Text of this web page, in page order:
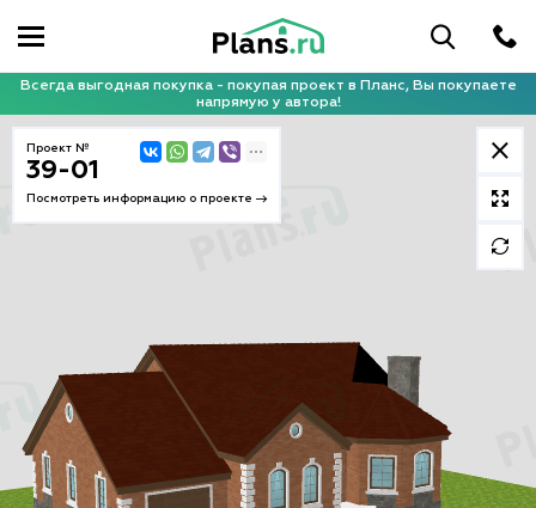
Всегда выгодная покупка - покупая проект в Планс, Вы покупаете
напрямую у автора!
Проект №
39-01
Посмотреть информацию о проекте